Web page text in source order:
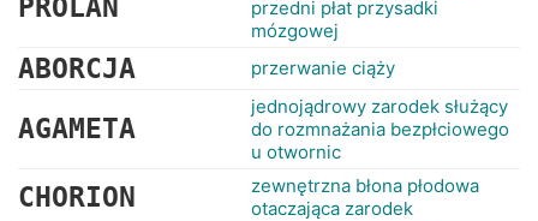
PROLAN
przedni płat przysadki
mózgowej
ABORCJA przerwanie ciąży
AGAMETA
jednojądrowy zarodek służący
do rozmnażania bezpłciowego
u otwornic
CHORION
zewnętrzna błona płodowa
otaczająca zarodek